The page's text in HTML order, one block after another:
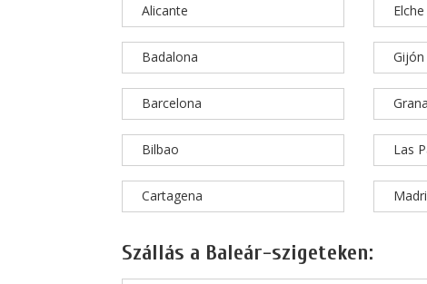
Alicante
Badalona
Barcelona
Bilbao
Cartagena
Elche
Gijón
Las
Szállás a Baleár-szigeteken: